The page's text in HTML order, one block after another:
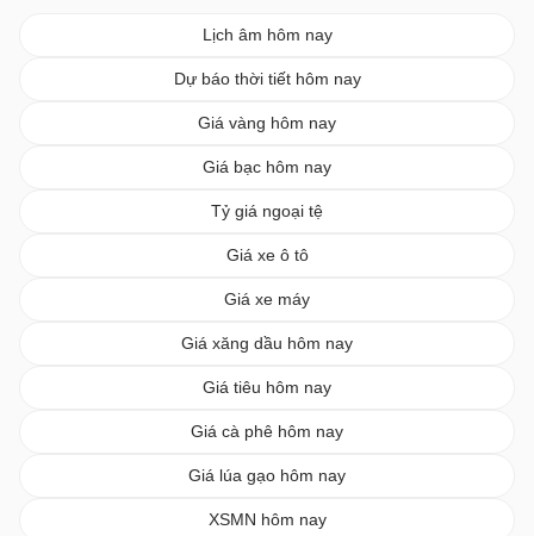
Lịch âm hôm nay
Dự báo thời tiết hôm nay
Giá vàng hôm nay
Giá bạc hôm nay
Tỷ giá ngoại tệ
Giá xe ô tô
Giá xe máy
Giá xăng dầu hôm nay
Giá tiêu hôm nay
Giá cà phê hôm nay
Giá lúa gạo hôm nay
XSMN hôm nay